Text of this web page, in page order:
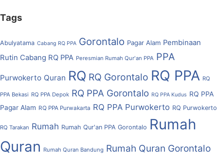
Tags
Abulyatama Cabang RQ PPA Gorontalo Pagar Alam Pembinaan
Rutin Cabang RQ PPA Peresmian Rumah Qur'an PPA PPA
Purwokerto Quran RQ RQ Gorontalo RQ PPA RQ
PPA Bekasi RQ PPA Depok RQ PPA Gorontalo RQ PPA Kudus RQ PPA
Pagar Alam RQ PPA Purwakarta RQ PPA Purwokerto RQ Purwokerto
RQ Tarakan Rumah Rumah Qur'an PPA Gorontalo Rumah
Quran Rumah Quran Bandung Rumah Quran Gorontalo